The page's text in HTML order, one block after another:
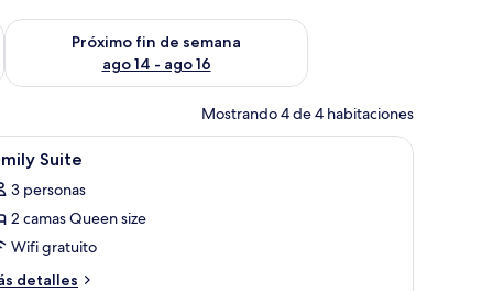
semana ago 7 - ago 9
Próximo fin de semana
ago 14 - ago 16
Consulta la disponibilidad para el próximo fin de semana ago
Mostrando 4 de 4 habitaciones
mesitas de noche y una mesita auxiliar.Caja de seguridad en la habitación,
2 Suite
3 personas
2 camas Queen size
Wifi gratuito
detalles